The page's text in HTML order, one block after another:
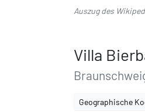
Auszug des
Villa
Geographische